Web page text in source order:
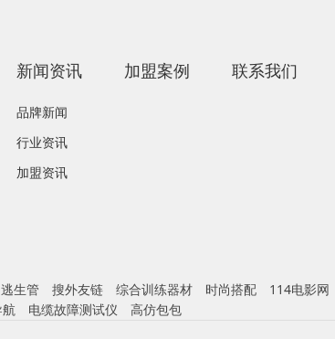
新闻资讯
品牌新闻
行业资讯
加盟资讯
加盟案例 联系我们
逃生管 搜外友链 综合训练器材 时尚搭配 114电影网
航 电缆故障测试仪 高仿包包